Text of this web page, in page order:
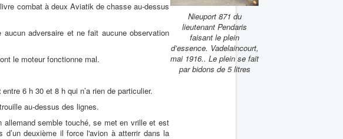
combat à deux Aviatik de chasse au-dessus
adversaire et ne fait aucune observation
le moteur fonctionne mal.
entre 6 h 30 et 8 h qui n’a rien de particulier.
au-dessus des lignes.
semble touché, se met en vrille et est
deuxième il force l'avion à atterrir dans la
Nieuport 871 du
lieutenant Pendaris
faisant le plein
d’essence. Vadelaincourt,
mai 1916.. Le plein se fait
par bidons de 5 litres